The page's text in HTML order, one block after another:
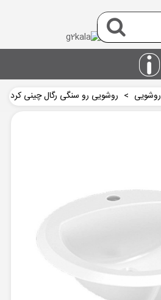
روشويی > روشویی رو سنگی رگال چینی کرد